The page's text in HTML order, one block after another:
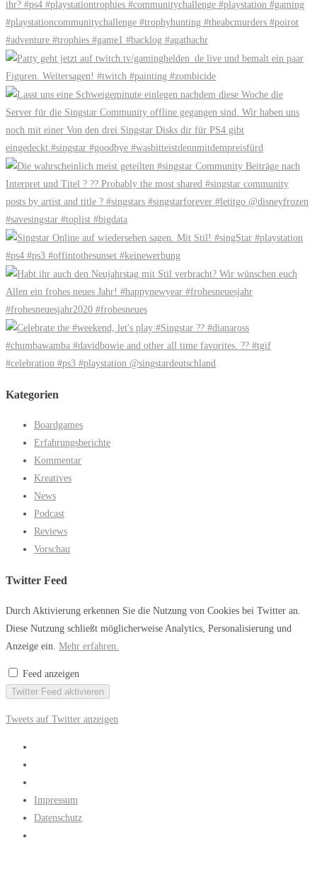
Kategorien
Boardgames
Erfahrungsberichte
Kommentar
Kreatives
News
Podcast
Reviews
Vorschau
Twitter Feed
Durch Aktivierung erkennen Sie die Nutzung von Cookies bei Twitter an.
Diese Nutzung schließt möglicherweise Analytics, Personalisierung und
Anzeige ein. Mehr erfahren.
Feed anzeigen
Twitter Feed aktivieren
Tweets auf Twitter anzeigen
Impressum
Datenschutz